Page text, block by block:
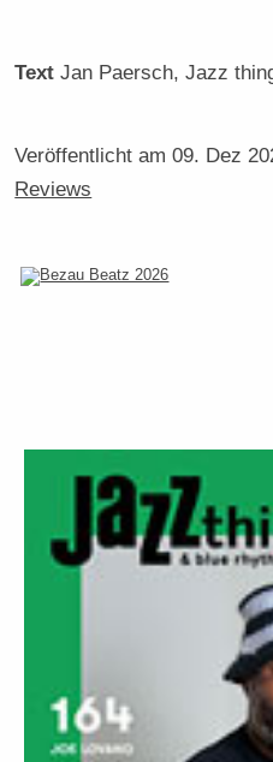
Text Jan Paersch, Jazz
Veröffentlicht am09. Dez
Reviews